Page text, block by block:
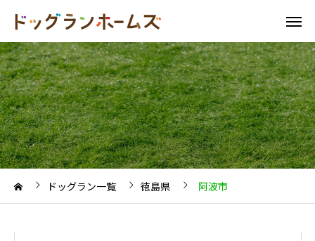
ドッグラン一覧 徳島県 阿波市